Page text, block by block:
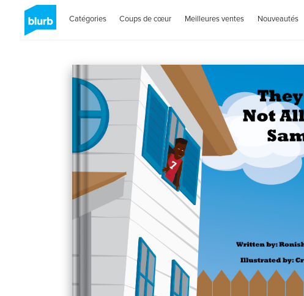
Catégories Coups de cœur Meilleures ventes Nouveautés